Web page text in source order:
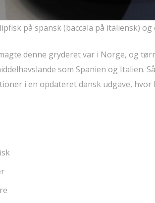
på spansk (baccala på italiensk)
denne gryderet var i Norge, og
som Spanien og Italien.
i en opdateret dansk udgave,